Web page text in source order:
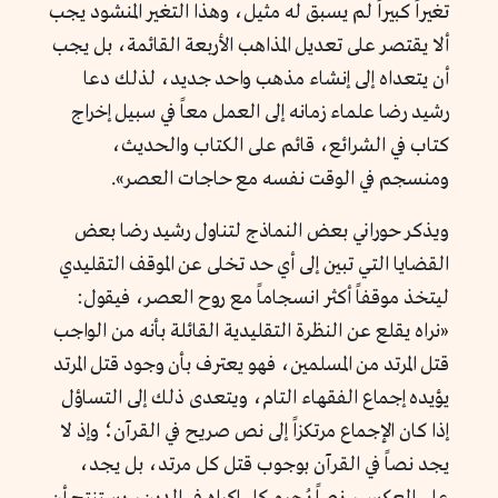
تغيراً كبيراً لم يسبق له مثيل، وهذا التغير المنشود يجب
ألا يقتصر على تعديل المذاهب الأربعة القائمة، بل يجب
أن يتعداه إلى إنشاء مذهب واحد جديد، لذلك دعا
رشيد رضا علماء زمانه إلى العمل معاً في سبيل إخراج
كتاب في الشرائع، قائم على الكتاب والحديث،
ومنسجم في الوقت نفسه مع حاجات العصر».
ويذكر حوراني بعض النماذج لتناول رشيد رضا بعض
القضايا التي تبين إلى أي حد تخلى عن الموقف التقليدي
ليتخذ موقفاً أكثر انسجاماً مع روح العصر، فيقول:
«نراه يقلع عن النظرة التقليدية القائلة بأنه من الواجب
قتل المرتد من المسلمين، فهو يعترف بأن وجود قتل المرتد
يؤيده إجماع الفقهاء التام، ويتعدى ذلك إلى التساؤل
إذا كان الإجماع مرتكزاً إلى نص صريح في القرآن؛ وإذ لا
يجد نصاً في القرآن بوجوب قتل كل مرتد، بل يجد،